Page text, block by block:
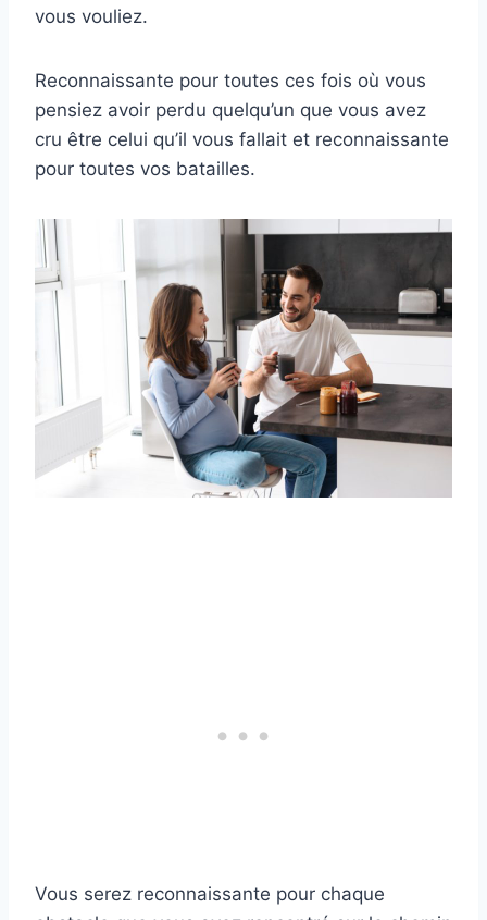
vous vouliez.
Reconnaissante pour toutes ces fois où vous
pensiez avoir perdu quelqu’un que vous avez
cru être celui qu’il vous fallait et reconnaissante
pour toutes vos batailles.
Vous serez reconnaissante pour chaque